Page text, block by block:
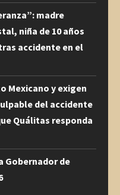
madre
niña de 10 años
accidente en el
Mexicano y exigen
del accidente
Quálitas responda
Gobernador de